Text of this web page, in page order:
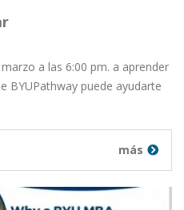
a las 6:00 pm. a aprender
BYUPathway puede ayudarte
más